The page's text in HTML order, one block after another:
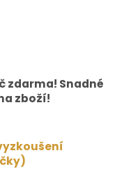
zdarma! Snadné
zboží!